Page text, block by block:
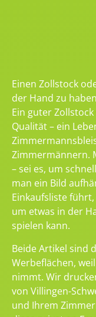
Einen Zollstock
der Hand zu
Ein guter
Qualität – ein
Zimmermännern.
– sei es, um
man ein Bild
Einkaufsliste
um etwas in der
spielen kann.
Beide Artikel sind
Werbeflächen,
nimmt. Wir
von Villingen-
und Ihrem